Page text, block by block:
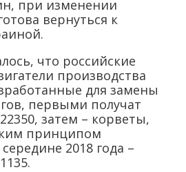
при изменении
вернуться к
что российские
производства
для замены
первыми получат
затем – корветы,
принципом
2018 года –